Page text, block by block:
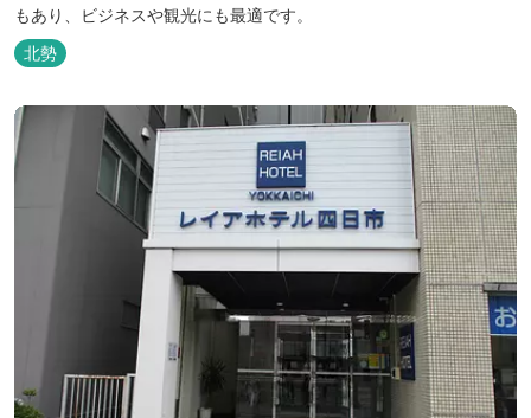
もあり、ビジネスや観光にも最適です。
北勢